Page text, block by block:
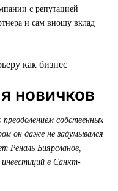
с репутацией
и сам вношу вклад
новичков
собственных
он даже не задумывался
Реналь Биярсланов,
в Санкт-